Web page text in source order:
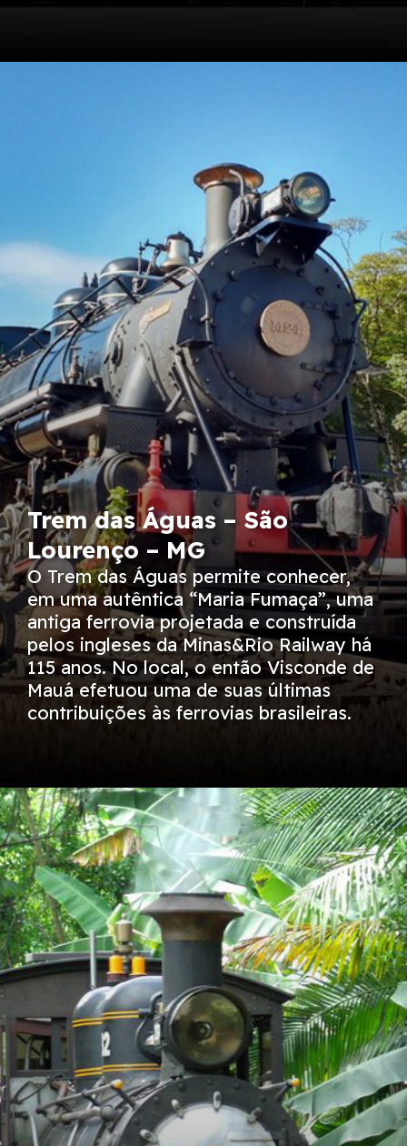
Trem das Águas – São
Lourenço – MG
O Trem das Águas permite conhecer,
em uma autêntica “Maria Fumaça”, uma
antiga ferrovia projetada e construída
pelos ingleses da Minas&Rio Railway há
115 anos. No local, o então Visconde de
Mauá efetuou uma de suas últimas
contribuições às ferrovias brasileiras.